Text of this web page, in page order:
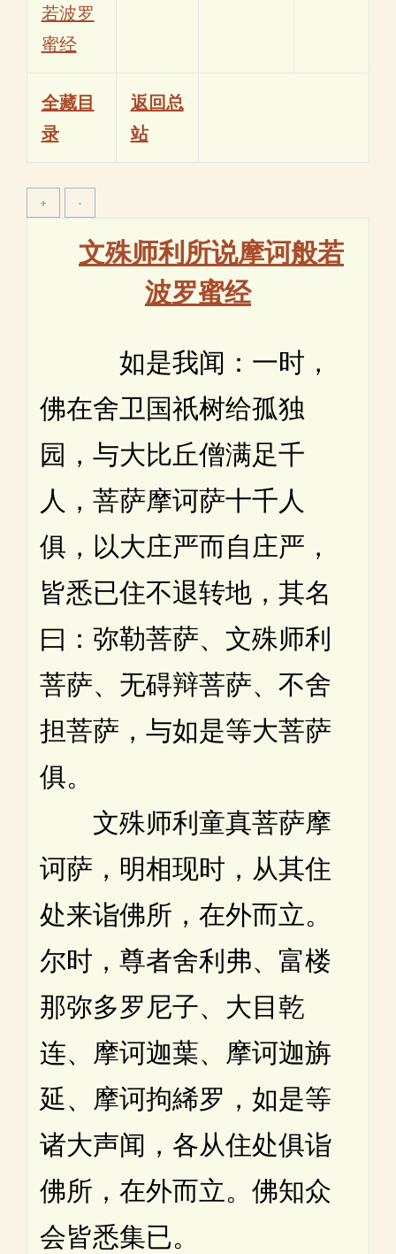
若波罗
蜜经
全藏目
录
返回总
站
文殊师利所说摩诃般若
波罗蜜经
如是我闻：一时，
佛在舍卫国祇树给孤独
园，与大比丘僧满足千
人，菩萨摩诃萨十千人
俱，以大庄严而自庄严，
皆悉已住不退转地，其名
曰：弥勒菩萨、文殊师利
菩萨、无碍辩菩萨、不舍
担菩萨，与如是等大菩萨
俱。
文殊师利童真菩萨摩
诃萨，明相现时，从其住
处来诣佛所，在外而立。
尔时，尊者舍利弗、富楼
那弥多罗尼子、大目乾
连、摩诃迦葉、摩诃迦旃
延、摩诃拘絺罗，如是等
诸大声闻，各从住处俱诣
佛所，在外而立。佛知众
会皆悉集已。